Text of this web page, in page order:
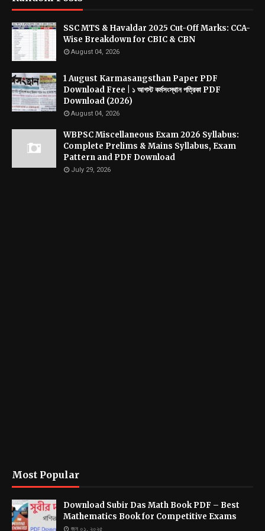
SSC MTS & Havaldar 2025 Cut-Off Marks: CCA-
Wise Breakdown for CBIC & CBN
August 04, 2026
1 August Karmasangsthan Paper PDF
Download Free | ১ আগস্ট কর্মসংস্থান পত্রিকা PDF
Download (2026)
August 04, 2026
WBPSC Miscellaneous Exam 2026 Syllabus:
Complete Prelims & Mains Syllabus, Exam
Pattern and PDF Download
July 29, 2026
Most Popular
Download Subir Das Math Book PDF – Best
Mathematics Book for Competitive Exams
জুন ০১, ২০২৫